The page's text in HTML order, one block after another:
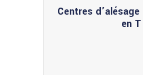
Centres
en T